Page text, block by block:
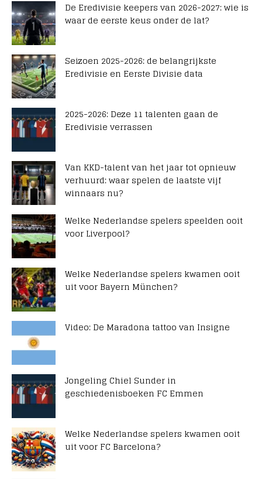
De Eredivisie keepers van 2026-2027: wie is
waar de eerste keus onder de lat?
Seizoen 2025-2026: de belangrijkste
Eredivisie en Eerste Divisie data
2025-2026: Deze 11 talenten gaan de
Eredivisie verrassen
Van KKD-talent van het jaar tot opnieuw
verhuurd: waar spelen de laatste vijf
winnaars nu?
Welke Nederlandse spelers speelden ooit
voor Liverpool?
Welke Nederlandse spelers kwamen ooit
uit voor Bayern München?
Video: De Maradona tattoo van Insigne
Jongeling Chiel Sunder in
geschiedenisboeken FC Emmen
Welke Nederlandse spelers kwamen ooit
uit voor FC Barcelona?